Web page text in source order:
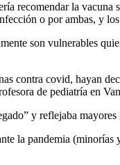
recomendar la
o por ambas, y
son vulnerables
contra covid, hayan
de pediatría en
y reflejaba
la pandemia